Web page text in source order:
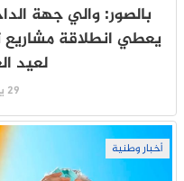
بالصور: والي جهة
لعيد
29 يوليو 2026
أخبار وطنية